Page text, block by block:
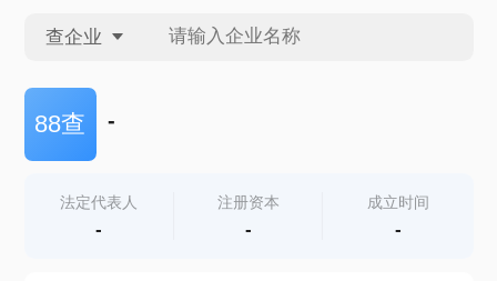
查企业
查企业
查产地
88查 -
法定代表人
-
注册资本
-
成立时间
-